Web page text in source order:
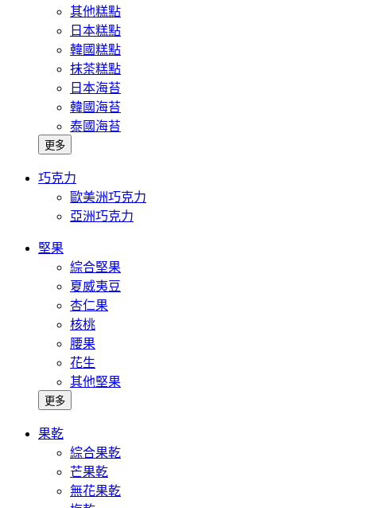
其他糕點
日本糕點
韓國糕點
抹茶糕點
日本海苔
韓國海苔
泰國海苔
更多
巧克力
歐美洲巧克力
亞洲巧克力
堅果
綜合堅果
夏威夷豆
杏仁果
核桃
腰果
花生
其他堅果
更多
果乾
綜合果乾
芒果乾
無花果乾